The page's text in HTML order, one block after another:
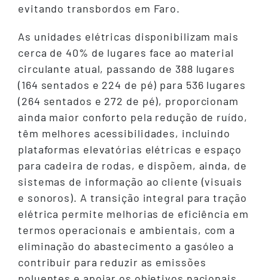
evitando transbordos em Faro.
As unidades elétricas disponibilizam mais
cerca de 40% de lugares face ao material
circulante atual, passando de 388 lugares
(164 sentados e 224 de pé) para 536 lugares
(264 sentados e 272 de pé), proporcionam
ainda maior conforto pela redução de ruído,
têm melhores acessibilidades, incluindo
plataformas elevatórias elétricas e espaço
para cadeira de rodas, e dispõem, ainda, de
sistemas de informação ao cliente (visuais
e sonoros). A transição integral para tração
elétrica permite melhorias de eficiência em
termos operacionais e ambientais, com a
eliminação do abastecimento a gasóleo a
contribuir para reduzir as emissões